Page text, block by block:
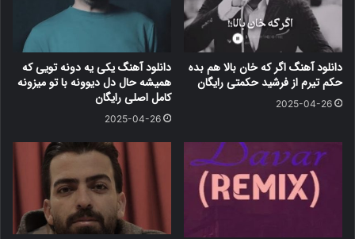
دانلود آهنگ اگر که خان بالا هم بده
حکم تیرم از فرشید حکمتی رایگان
2025-04-26
دانلود آهنگ یکی یه دونه تویی که
همیشه حال دل دیوونه با تو میزونه
کامل اصلی رایگان
2025-04-26